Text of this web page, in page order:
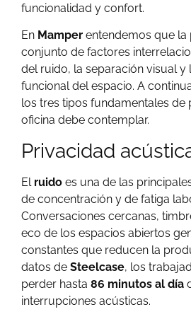
funcionalidad y confort.
En Mamper entendemos que la
conjunto de factores
del ruido, la separación visual y
funcional del espacio. A
los tres tipos fundamentales de
oficina debe contemplar.
Privacidad
El ruido es una de las
de concentración y de fatiga
Conversaciones cercanas,
eco de los espacios abiertos
constantes que reducen la
datos de Steelcase, los
perder hasta 86 minutos al día
interrupciones acústicas.